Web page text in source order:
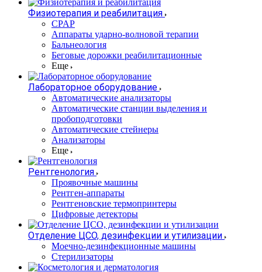
Физиотерапия и реабилитация
CPAP
Аппараты ударно-волновой терапии
Бальнеология
Беговые дорожки реабилитационные
Еще
Лабораторное оборудование
Автоматические анализаторы
Автоматические станции выделения и
пробоподготовки
Автоматические стейнеры
Анализаторы
Еще
Рентгенология
Проявочные машины
Рентген-аппараты
Рентгеновские термопринтеры
Цифровые детекторы
Отделение ЦСО, дезинфекции и утилизации
Моечно-дезинфекционные машины
Стерилизаторы